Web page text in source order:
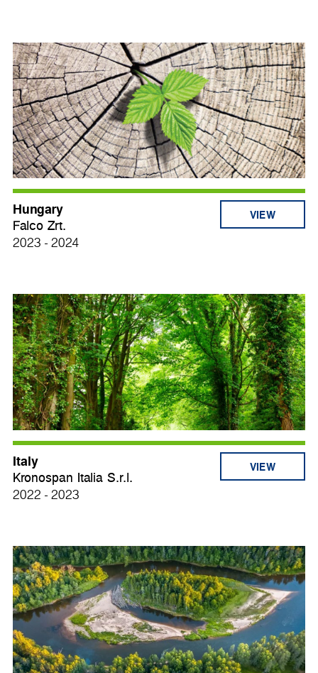
Hungary
Falco Zrt.
2023 - 2024
VIEW
Italy
Kronospan Italia S.r.l.
2022 - 2023
VIEW